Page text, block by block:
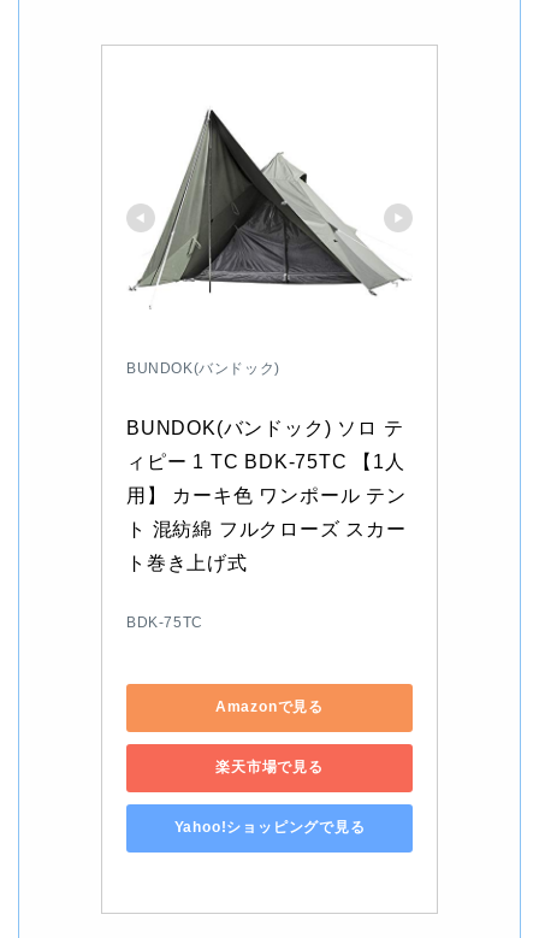
BUNDOK(バンドック)
BUNDOK(バンドック) ソロ テ
ィピー 1 TC BDK-75TC 【1人
用】 カーキ色 ワンポール テン
ト 混紡綿 フルクローズ スカー
ト巻き上げ式
BDK-75TC
Amazonで見る
楽天市場で見る
Yahoo!ショッピングで見る